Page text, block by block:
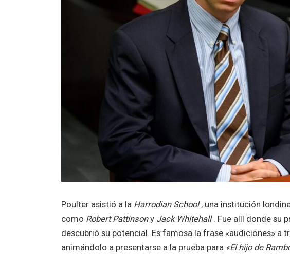
Poulter asistió a la Harrodian School, una institución
como Robert Pattinsony Jack Whitehall. Fue allí donde su
descubrió su potencial. Es famosa la frase «audiciones» a
animándolo a presentarse a la prueba para «El hijo de